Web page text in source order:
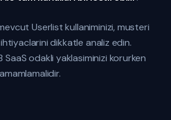
Userlist kullaniminizi, musteri
dikkatle analiz edin.
odakli yaklasiminizi korurken